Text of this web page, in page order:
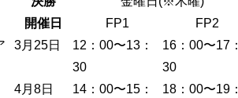
開催日
FP1 FP2
3月25日
12：00〜13：
30
16：00〜17：
30
4月8日
14：00〜15：
18：00〜19：